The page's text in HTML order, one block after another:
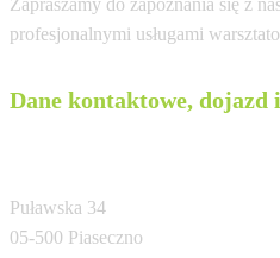
Zapraszamy do zapoznania się z
profesjonalnymi usługami
Dane kontaktowe, dojazd
Puławska 34
05-500 Piaseczno